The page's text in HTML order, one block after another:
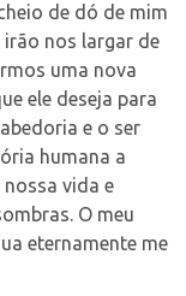
de dó de mim
irão nos largar de
uma nova
ele deseja para
e o ser
humana a
vida e
O meu
eternamente me